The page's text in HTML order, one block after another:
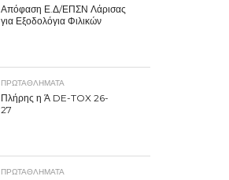
Απόφαση Ε.Δ/ΕΠΣΝ Λάρισας
για Εξοδολόγια Φιλικών
ΠΡΩΤΑΘΛΉΜΑΤΑ
Πλήρης η Ά DE-TOX 26-
27
ΠΡΩΤΑΘΛΉΜΑΤΑ